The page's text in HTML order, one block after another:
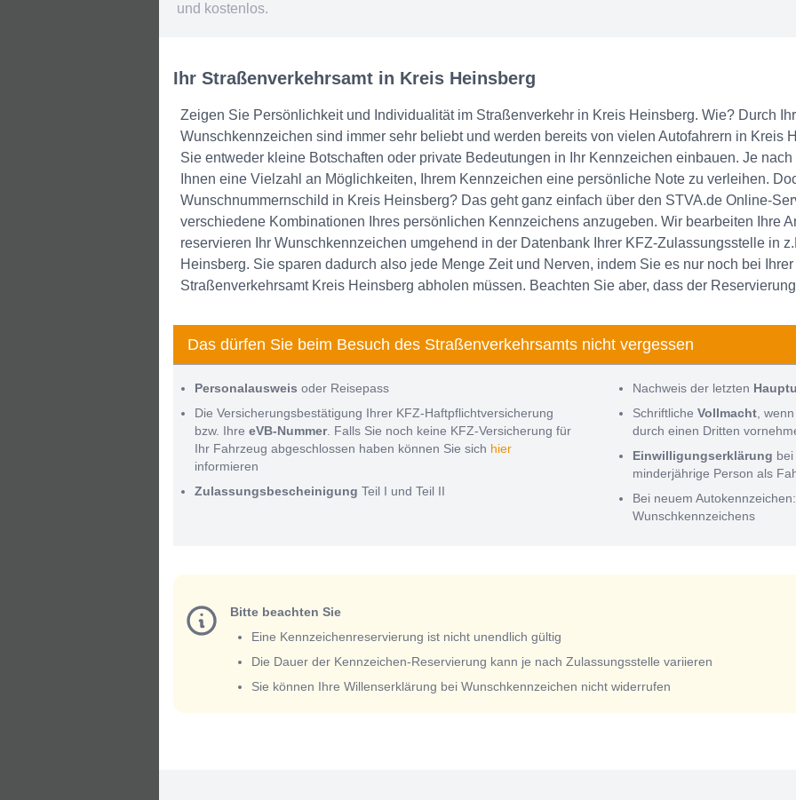
und kostenlos.
Ihr Straßenverkehrsamt in Kreis Heinsberg
Zeigen Sie Persönlichkeit und Individualität im Straßenverkehr in Kreis Heinsberg. Wie? Durch
Wunschkennzeichen sind immer sehr beliebt und werden bereits von vielen Autofahrern in Kreis
Sie entweder kleine Botschaften oder private Bedeutungen in Ihr Kennzeichen einbauen. Je
Ihnen eine Vielzahl an Möglichkeiten, Ihrem Kennzeichen eine persönliche Note zu verleihen.
Wunschnummernschild in Kreis Heinsberg? Das geht ganz einfach über den STVA.de Online-
verschiedene Kombinationen Ihres persönlichen Kennzeichens anzugeben. Wir bearbeiten Ihre
reservieren Ihr Wunschkennzeichen umgehend in der Datenbank Ihrer KFZ-Zulassungsstelle in
Heinsberg. Sie sparen dadurch also jede Menge Zeit und Nerven, indem Sie es nur noch bei
Straßenverkehrsamt Kreis Heinsberg abholen müssen. Beachten Sie aber, dass der
Das dürfen Sie beim Besuch des Straßenverkehrsamts nicht vergessen
Personalausweis oder Reisepass
Die Versicherungsbestätigung Ihrer KFZ-Haftpflichtversicherung
bzw. Ihre eVB-Nummer. Falls Sie noch keine KFZ-Versicherung für
Ihr Fahrzeug abgeschlossen haben können Sie sich hier
informieren
Zulassungsbescheinigung Teil I und Teil II
Nachweis der letzten
Schriftliche Vollmacht ,
durch einen Dritten
Einwilligungserklärung
minderjährige Person als
Bei neuem
Wunschkennzeichens
Bitte beachten Sie
Eine Kennzeichenreservierung ist nicht unendlich gültig
Die Dauer der Kennzeichen-Reservierung kann je nach Zulassungsstelle variieren
Sie können Ihre Willenserklärung bei Wunschkennzeichen nicht widerrufen